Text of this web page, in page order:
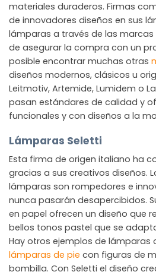
materiales duraderos. Firmas
de innovadores diseños en sus
lámparas a través de las
de asegurar la compra con un
posible encontrar muchas otras
diseños modernos, clásicos u
Leitmotiv, Artemide, Lumidem o
pasan estándares de calidad y
funcionales y con diseños a la
Lámparas Seletti
Esta firma de origen italiano ha
gracias a sus creativos diseños.
lámparas son rompedores e
nunca pasarán desapercibidos.
en papel ofrecen un diseño que
bellos tonos pastel que se
Hay otros ejemplos de lámparas
lámparas de pie con figuras de
bombilla. Con Seletti el diseño